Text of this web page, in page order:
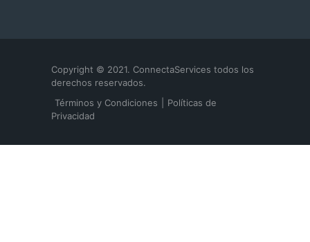
Copyright © 2021. ConnectaServices todos los
derechos reservados.
Términos y Condiciones
Políticas de
Privacidad